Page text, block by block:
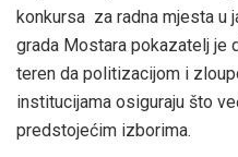
konkursa za radna mjesta u
grada Mostara pokazatelj je
teren da politizacijom i
institucijama osiguraju što
predstojećim izborima.